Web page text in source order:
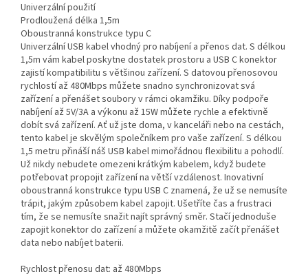
Univerzální použití
Prodloužená délka 1,5m
Oboustranná konstrukce typu C
Univerzální USB kabel vhodný pro nabíjení a přenos dat. S délkou
1,5m vám kabel poskytne dostatek prostoru a USB C konektor
zajistí kompatibilitu s většinou zařízení. S datovou přenosovou
rychlostí až 480Mbps můžete snadno synchronizovat svá
zařízení a přenášet soubory v rámci okamžiku. Díky podpoře
nabíjení až 5V/3A a výkonu až 15W můžete rychle a efektivně
dobít svá zařízení. Ať už jste doma, v kanceláři nebo na cestách,
tento kabel je skvělým společníkem pro vaše zařízení. S délkou
1,5 metru přináší náš USB kabel mimořádnou flexibilitu a pohodlí.
Už nikdy nebudete omezeni krátkým kabelem, když budete
potřebovat propojit zařízení na větší vzdálenost. Inovativní
oboustranná konstrukce typu USB C znamená, že už se nemusíte
trápit, jakým způsobem kabel zapojit. Ušetříte čas a frustraci
tím, že se nemusíte snažit najít správný směr. Stačí jednoduše
zapojit konektor do zařízení a můžete okamžitě začít přenášet
data nebo nabíjet baterii.
Rychlost přenosu dat: až 480Mbps